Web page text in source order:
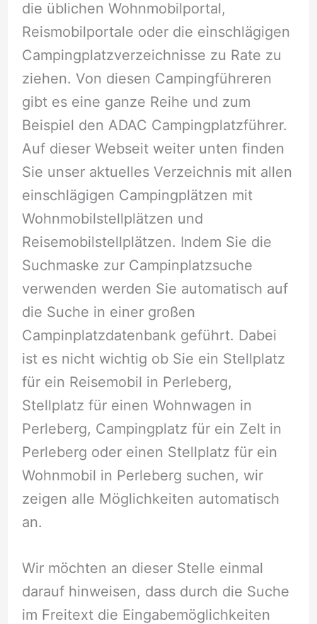
die üblichen Wohnmobilportal,
Reismobilportale oder die einschlägigen
Campingplatzverzeichnisse zu Rate zu
ziehen. Von diesen Campingführeren
gibt es eine ganze Reihe und zum
Beispiel den ADAC Campingplatzführer.
Auf dieser Webseit weiter unten finden
Sie unser aktuelles Verzeichnis mit allen
einschlägigen Campingplätzen mit
Wohnmobilstellplätzen und
Reisemobilstellplätzen. Indem Sie die
Suchmaske zur Campinplatzsuche
verwenden werden Sie automatisch auf
die Suche in einer großen
Campinplatzdatenbank geführt. Dabei
ist es nicht wichtig ob Sie ein Stellplatz
für ein Reisemobil in Perleberg,
Stellplatz für einen Wohnwagen in
Perleberg, Campingplatz für ein Zelt in
Perleberg oder einen Stellplatz für ein
Wohnmobil in Perleberg suchen, wir
zeigen alle Möglichkeiten automatisch
an.
Wir möchten an dieser Stelle einmal
darauf hinweisen, dass durch die Suche
im Freitext die Eingabemöglichkeiten